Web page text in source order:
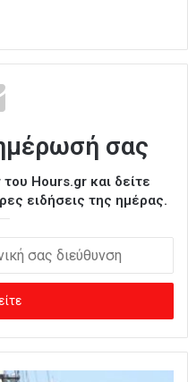
σας
Hours.gr και δείτε
ειδήσεις της ημέρας.